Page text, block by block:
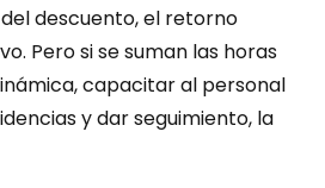
descuento, el retorno
Pero si se suman las horas
capacitar al personal
y dar seguimiento, la